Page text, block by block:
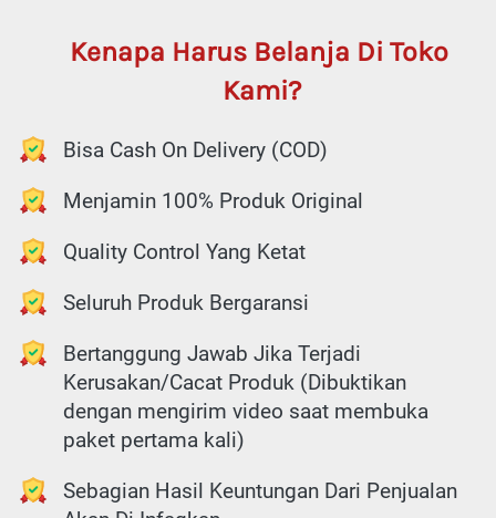
Kenapa Harus Belanja Di Toko
Kami?
Bisa Cash On Delivery (COD)
Menjamin 100% Produk Original
Quality Control Yang Ketat
Seluruh Produk Bergaransi
Bertanggung Jawab Jika Terjadi
Kerusakan/Cacat Produk (Dibuktikan
dengan mengirim video saat membuka
paket pertama kali)
Sebagian Hasil Keuntungan Dari Penjualan